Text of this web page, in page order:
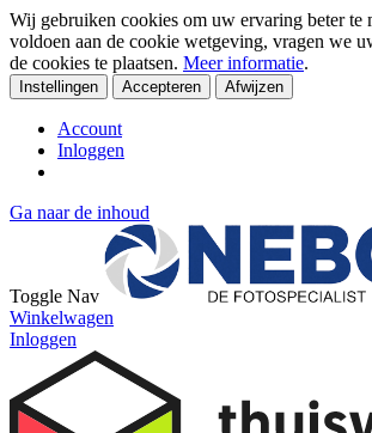
Wij gebruiken cookies om uw ervaring beter te
voldoen aan de cookie wetgeving, vragen we
de cookies te plaatsen. Meer informatie.
Instellingen Accepteren Afwijzen
Account
Inloggen
Ga naar de inhoud
Toggle Nav
Winkelwagen
Inloggen